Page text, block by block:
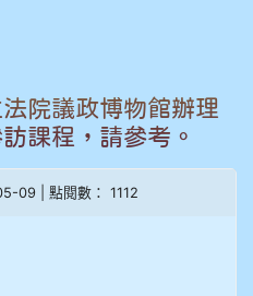
院議政博物館辦理
課程，請參考。
09 | 點閱數： 1112